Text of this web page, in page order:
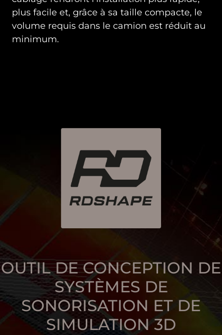
plus facile et, grâce à sa taille compacte, le
volume requis dans le camion est réduit au
minimum.
OUTIL DE CONCEPTION DE
SYSTÈMES DE
SONORISATION ET DE
SIMULATION 3D